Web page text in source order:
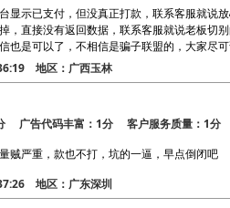
显示已支付，但没真正打款，联系客服就说
，直接没有返回数据，联系客服就说老板切
也是可以了，不相信是骗子联盟的，大家尽
地区：广西玉林
广告代码丰富：1分 客户服务质量：1分
贼严重，款也不打，坑的一逼，早点倒闭吧
地区：广东深圳